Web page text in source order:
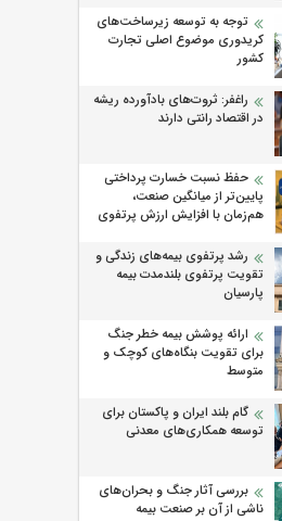
توجه به توسعه زیرساخت‌های
کریدوری موضوع اصلی تجارت
کشور
راغفر: ثروت‌های بادآورده ریشه
در اقتصاد رانتی دارند
حفظ نسبت خسارت پرداختی
پایین‌تر از میانگین صنعت،
هم‌زمان با افزایش ارزش پرتفوی
رشد پرتفوی بیمه‌های زندگی و
تقویت پرتفوی بلندمدت بیمه
پارسیان
ارائه پوشش بیمه خطر جنگ
برای تقویت بنگاه‌های کوچک و
متوسط
گام بلند ایران و پاکستان برای
توسعه همکاری‌های معدنی
بررسی آثار جنگ و بحران‌های
ناشی از آن بر صنعت بیمه